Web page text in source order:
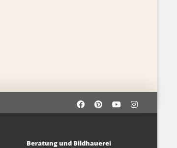
Beratung und Bildhauerei